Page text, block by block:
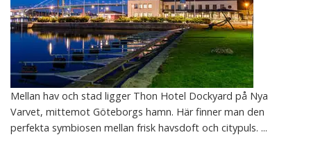
Mellan hav och stad ligger Thon Hotel Dockyard på Nya
Varvet, mittemot Göteborgs hamn. Här finner man den
perfekta symbiosen mellan frisk havsdoft och citypuls. ...